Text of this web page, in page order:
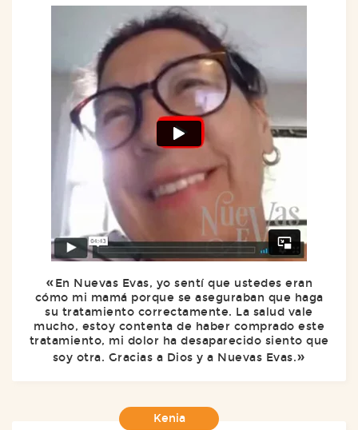
En Nuevas Evas, yo sentí que ustedes eran
cómo mi mamá porque se aseguraban que haga
su tratamiento correctamente. La salud vale
mucho, estoy contenta de haber comprado este
tratamiento, mi dolor ha desaparecido siento que
soy otra. Gracias a Dios y a Nuevas Evas.
Kenia